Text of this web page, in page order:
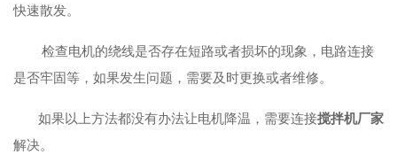
快速散发。
检查电机的绕线是否存在短路或者损坏的现象，电路连接
是否牢固等，如果发生问题，需要及时更换或者维修。
如果以上方法都没有办法让电机降温，需要连接搅拌机厂家
解决。